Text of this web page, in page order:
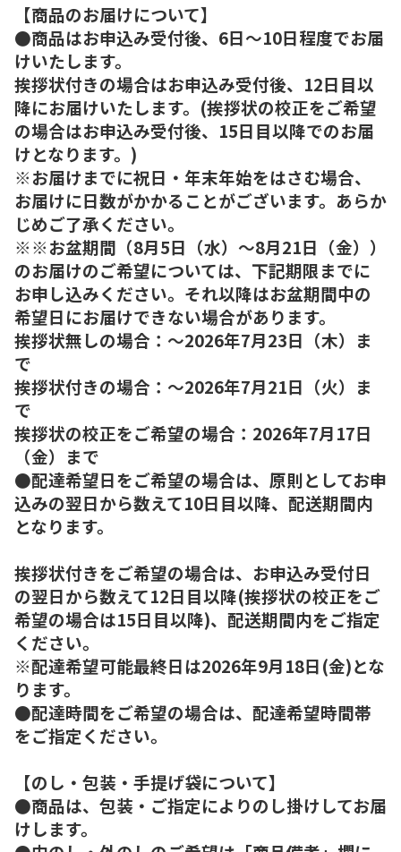
【商品のお届けについて】
●商品はお申込み受付後、6日～10日程度でお届
けいたします。
挨拶状付きの場合はお申込み受付後、12日目以
降にお届けいたします。(挨拶状の校正をご希望
の場合はお申込み受付後、15日目以降でのお届
けとなります。)
※お届けまでに祝日・年末年始をはさむ場合、
お届けに日数がかかることがございます。あらか
じめご了承ください。
※※お盆期間（8月5日（水）～8月21日（金））
のお届けのご希望については、下記期限までに
お申し込みください。それ以降はお盆期間中の
希望日にお届けできない場合があります。
挨拶状無しの場合：～2026年7月23日（木）ま
で
挨拶状付きの場合：～2026年7月21日（火）ま
で
挨拶状の校正をご希望の場合：2026年7月17日
（金）まで
●配達希望日をご希望の場合は、原則としてお申
込みの翌日から数えて10日目以降、配送期間内
となります。
挨拶状付きをご希望の場合は、お申込み受付日
の翌日から数えて12日目以降(挨拶状の校正をご
希望の場合は15日目以降)、配送期間内をご指定
ください。
※配達希望可能最終日は2026年9月18日(金)とな
ります。
●配達時間をご希望の場合は、配達希望時間帯
をご指定ください。
【のし・包装・手提げ袋について】
●商品は、包装・ご指定によりのし掛けしてお届
けします。